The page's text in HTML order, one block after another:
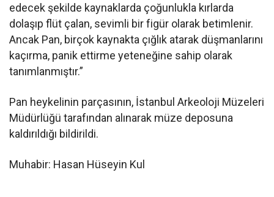
edecek şekilde kaynaklarda çoğunlukla kırlarda
dolaşıp flüt çalan, sevimli bir figür olarak betimlenir.
Ancak Pan, birçok kaynakta çığlık atarak düşmanlarını
kaçırma, panik ettirme yeteneğine sahip olarak
tanımlanmıştır.”
Pan heykelinin parçasının, İstanbul Arkeoloji Müzeleri
Müdürlüğü tarafından alınarak müze deposuna
kaldırıldığı bildirildi.
Muhabir: Hasan Hüseyin Kul